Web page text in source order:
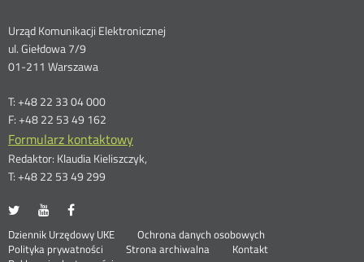
Dane
kontaktowe
Urząd Komunikacji Elektronicznej
ul. Giełdowa 7/9
01-211 Warszawa
T: +48 22 33 04 000
F: +48 22 53 49 162
Formularz kontaktowy
Redaktor: Klaudia Kieliszczyk,
T: +48 22 53 49 299
UKE
portalu
Twitter
Otwórz
nowym
oknie
UKE
portalu
Youtube
Otwórz
nowym
oknie
portalu
Facebook
nowym
oknie
Stopka
Dziennik Urzędowy UKE Otwórz
Ochrona danych osobowych
Polityka prywatności
Otwórz
Strona archiwalna
Kontakt